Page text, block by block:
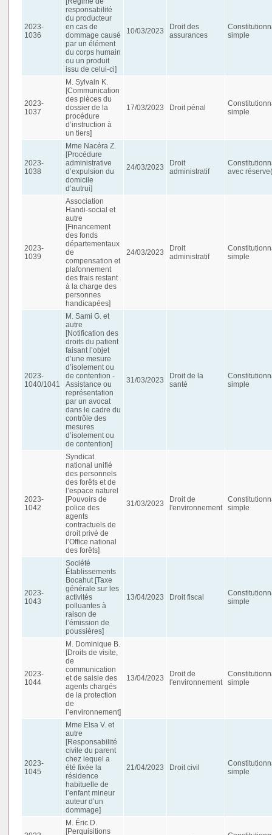
2023-
1036
responsabilité
du producteur
en cas de
dommage causé
par un élément
du corps humain
ou un produit
issu de celui-ci]
10/03/2023
Droit des
assurances
simple
2023-
1037
M. Sylvain K.
[Communication
des pièces du
dossier de la
procédure
d’instruction à
un tiers]
17/03/2023 Droit pénal
simple
2023-
1038
Mme Nacéra Z.
[Procédure
administrative
d’expulsion du
domicile
d’autrui]
24/03/2023
Droit
administratif
avec
2023-
1039
Association
Handi-social et
autre
[Financement
des fonds
départementaux
de
compensation et
plafonnement
des frais restant
à la charge des
personnes
handicapées]
24/03/2023
Droit
administratif
simple
2023-
1040/1041
M. Sami G. et
autre
[Notification des
droits du patient
faisant l’objet
d’une mesure
d’isolement ou
de contention -
Assistance ou
représentation
par un avocat
dans le cadre du
contrôle des
mesures
d’isolement ou
de contention]
31/03/2023
Droit de la
santé
simple
2023-
1042
Syndicat
national unifié
des personnels
des forêts et de
l’espace naturel
[Pouvoirs de
police des
agents
contractuels de
droit privé de
l’Office national
des forêts]
31/03/2023
Droit de
l'environnement
simple
2023-
1043
Société
Établissements
Bocahut [Taxe
générale sur les
activités
polluantes à
raison de
l’émission de
poussières]
13/04/2023 Droit fiscal
simple
2023-
1044
M. Dominique B.
[Droits de visite,
de
communication
et de saisie des
agents chargés
de la protection
de
l’environnement]
13/04/2023
Droit de
l'environnement
simple
2023-
1045
Mme Elsa V. et
autre
[Responsabilité
civile du parent
chez lequel a
été fixée la
résidence
habituelle de
l’enfant mineur
auteur d’un
dommage]
21/04/2023 Droit civil
simple
M. Éric D.
[Perquisitions